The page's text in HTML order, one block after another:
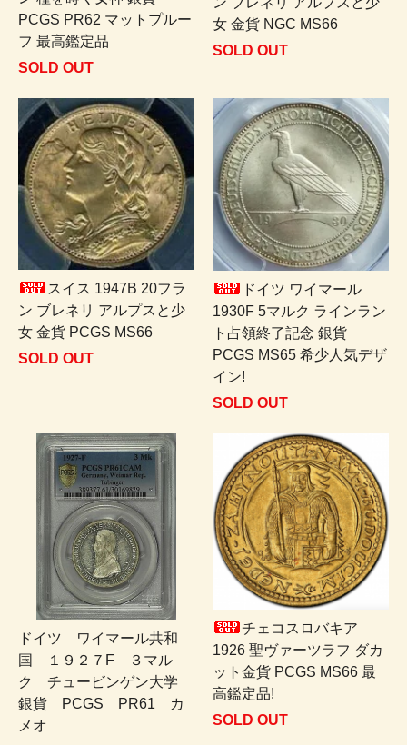
PCGS PR62 マットプルー
フ 最高鑑定品
SOLD OUT
女 金貨 NGC MS66
SOLD OUT
スイス 1947B 20フラ
ン ブレネリ アルプスと少
女 金貨 PCGS MS66
SOLD OUT
ドイツ ワイマール
1930F 5マルク ラインラン
ト占領終了記念 銀貨
PCGS MS65 希少人気デザ
イン!
SOLD OUT
ドイツ ワイマール共和
国 １９２７F ３マル
ク チュービンゲン大学
銀貨 PCGS PR61 カ
メオ
チェコスロバキア
1926 聖ヴァーツラフ ダカ
ット金貨 PCGS MS66 最
高鑑定品!
SOLD OUT